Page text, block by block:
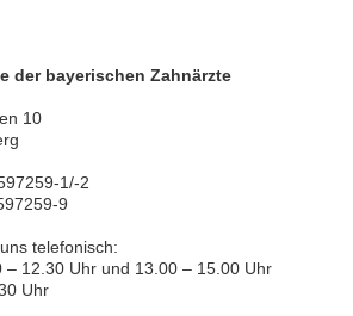
der bayerischen Zahnärzte
10
1/-2
9
telefonisch:
– 12.30 Uhr und 13.00 – 15.00 Uhr
Uhr